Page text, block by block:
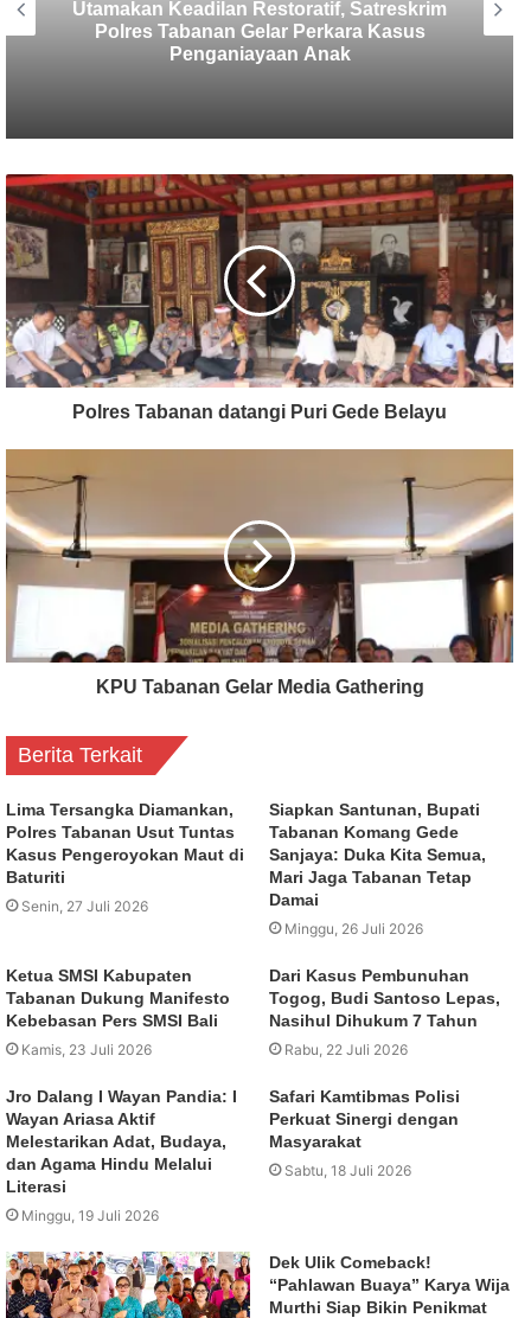
Sekretaris SMSI Tabanan Maju Jadi
Kandidat Ketua IMI Bali, Ketua SMSI
Tabanan Berikan Dukungan
Polres Tabanan datangi Puri Gede Belayu
KPU Tabanan Gelar Media Gathering
Berita Terkait
Lima Tersangka Diamankan,
Polres Tabanan Usut Tuntas
Kasus Pengeroyokan Maut di
Baturiti
Senin, 27 Juli 2026
Siapkan Santunan, Bupati
Tabanan Komang Gede
Sanjaya: Duka Kita Semua,
Mari Jaga Tabanan Tetap
Damai
Minggu, 26 Juli 2026
Ketua SMSI Kabupaten
Tabanan Dukung Manifesto
Kebebasan Pers SMSI Bali
Kamis, 23 Juli 2026
Dari Kasus Pembunuhan
Togog, Budi Santoso Lepas,
Nasihul Dihukum 7 Tahun
Rabu, 22 Juli 2026
Jro Dalang I Wayan Pandia: I
Wayan Ariasa Aktif
Melestarikan Adat, Budaya,
dan Agama Hindu Melalui
Literasi
Minggu, 19 Juli 2026
Safari Kamtibmas Polisi
Perkuat Sinergi dengan
Masyarakat
Sabtu, 18 Juli 2026
Dek Ulik Comeback!
“Pahlawan Buaya” Karya Wija
Murthi Siap Bikin Penikmat